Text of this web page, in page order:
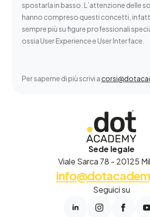
spostarla in basso. L’attenzione delle
hanno compreso questi concetti,
sempre più su figure professionali
ossia User Experience e User Interface.
Per saperne di più scrivi a
Sede legale
Viale Sarca 78 - 20125
Seguici su